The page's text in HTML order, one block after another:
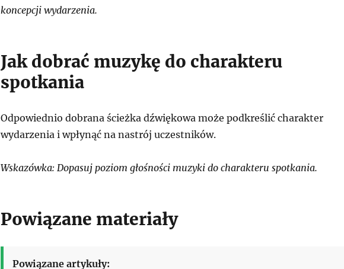
koncepcji wydarzenia.
Jak dobrać muzykę do charakteru
spotkania
Odpowiednio dobrana ścieżka dźwiękowa może podkreślić charakter
wydarzenia i wpłynąć na nastrój uczestników.
Wskazówka: Dopasuj poziom głośności muzyki do charakteru spotkania.
Powiązane materiały
Powiązane artykuły: